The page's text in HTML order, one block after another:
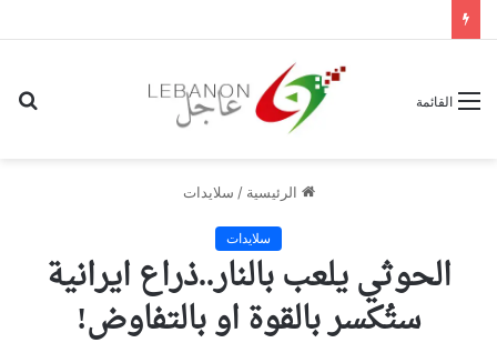
القائمة
الرئيسية / سلايدات
سلايدات
الحوثي يلعب بالنار..ذراع ايرانية
ستُكسر بالقوة او بالتفاوض!